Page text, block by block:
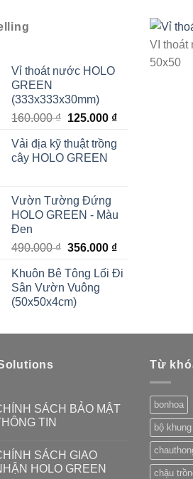
Vỉ thoát nước HOLO
GREEN
(333x333x30mm)
160.000₫ Giá
là:
160.000 ₫.
125.000 ₫Giá
tại
Vải địa kỹ thuật trồng
cây HOLO GREEN
Vườn Tường Đứng
HOLO GREEN - Màu
Đen
490.000₫ Giá
là:
490.000 ₫.
356.000 ₫Giá
tại
Khuôn Bê Tông Lối Đi
Sân Vườn Vuông
(50x50x4cm)
VI thoát
50x50
SÁCH BẢO MẬT
TIN
SÁCH GIAO
HOLO GREEN
Từ
bonhoa
bộ
chậu